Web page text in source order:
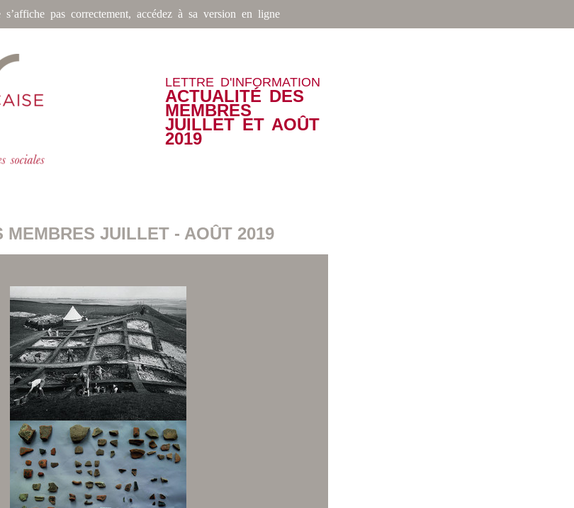
s’affiche pas correctement, accédez à sa version en ligne
LETTRE D'INFORMATION
ACTUALITÉ DES
MEMBRES
JUILLET ET AOÛT
2019
MEMBRES JUILLET - AOÛT 2019